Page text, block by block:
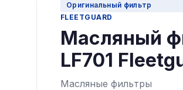
Оригинальный фильтр
FLEETGUARD
Масляный
LF701
Масляные фильтры